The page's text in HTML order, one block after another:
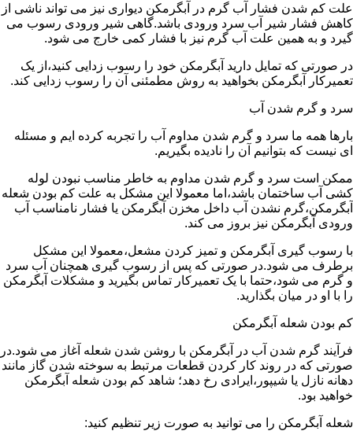
علت کم شدن فشار آب گرم در آبگرمکن دیواری نیز می تواند ناشی از
کاهش فشار شیر آب سرد ورودی باشد.گاهی شیر ورودی رسوب می
گیرد و به همین علت آب گرم نیز با فشار کمی خارج می شود.
در صورتی که تمایل دارید آبگرمکن خود را رسوب زدایی کنید،از یک
تعمیرکار آبگرمکن بخواهید به روش مطمئنی آن را رسوب زدایی کند.
سرد و گرم شدن آب
بارها همه ما سرد و گرم شدن مداوم آب را تجربه کرده ایم و مسئله
ای نیست که بتوانیم آن را نادیده بگیریم.
ممکن است سرد و گرم شدن مداوم به خاطر مناسب نبودن لوله
کشی آب ساختمان باشد،اما معمولا این مشکل به علت کم بودن شعله
آبگرمکن،گرم نشدن آب داخل مخزن آبگرمکن یا فشار نامناسب آب
ورودی آبگرمکن نیز بروز می کند.
با رسوب گیری آبگرمکن و تمیز کردن مشعل،معمولا این مشکل
برطرف می شود.در صورتی که پس از رسوب گیری همچنان آب سرد
و گرم می شود،حتما با یک تعمیرکار تماس بگیرید و مشکلات آبگرمکن
را با او در میان بگذارید.
کم بودن شعله آبگرمکن
فرآیند گرم شدن آب در آبگرمکن با روشن شدن شعله آغاز می شود.در
صورتی که در روند کار کردن قطعات مرتبط به سوخته شدن گاز مانند
دهانه نازل یا شیپور،ایرادی رخ دهد؛ شاهد کم بودن شعله آبگرمکن
خواهید بود.
شعله آبگرمکن را می توانید به صورت زیر تنظیم کنید: